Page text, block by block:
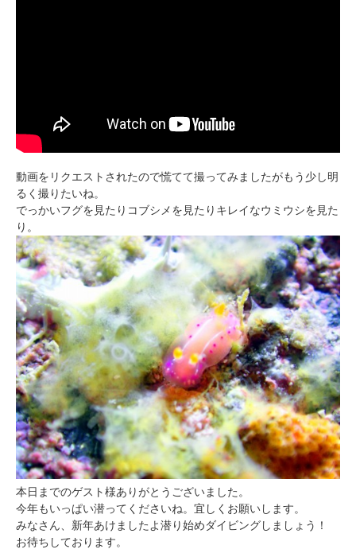
動画をリクエストされたので慌てて撮ってみましたがもう少し明
るく撮りたいね。
でっかいフグを見たりコブシメを見たりキレイなウミウシを見た
り。
本日までのゲスト様ありがとうございました。
今年もいっぱい潜ってくださいね。宜しくお願いします。
みなさん、新年あけましたよ潜り始めダイビングしましょう！
お待ちしております。